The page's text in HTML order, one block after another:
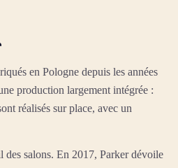
en Pologne depuis les années
production largement intégrée :
réalisés sur place, avec un
des salons. En 2017, Parker dévoile